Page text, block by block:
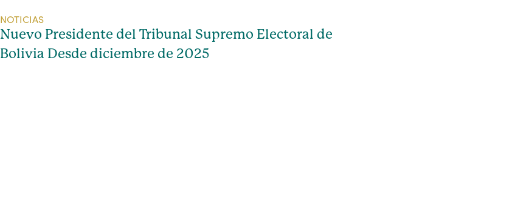
NOTICIAS
Nuevo Presidente del Tribunal Supremo Electoral de
Bolivia Desde diciembre de 2025